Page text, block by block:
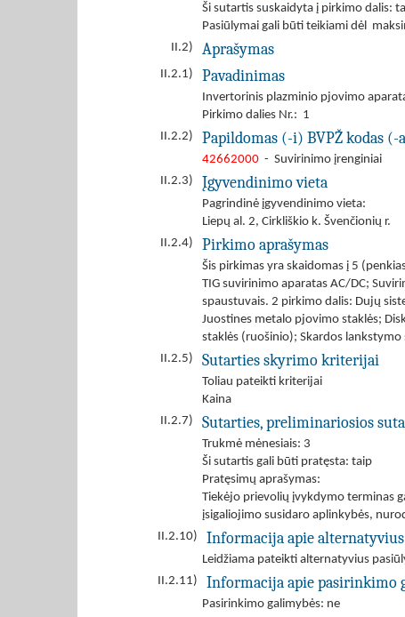
Ši sutartis suskaidyta į pirkimo dalis:
Pasiūlymai gali būti teikiami dėl
II.2)
Aprašymas
II.2.1) Pavadinimas
Invertorinis plazminio pjovimo
Pirkimo dalies Nr.: 1
II.2.2)
Papildomas (-i) BVPŽ kodas (-
42662000 - Suvirinimo įrenginiai
II.2.3)
Įgyvendinimo vieta
Pagrindinė įgyvendinimo vieta:
Liepų al. 2, Cirkliškio k. Švenčionių r.
II.2.4)
Pirkimo aprašymas
Šis pirkimas yra skaidomas į 5
TIG suvirinimo aparatas AC/DC;
spaustuvais. 2 pirkimo dalis: Dujų
Juostines metalo pjovimo staklės;
staklės (ruošinio); Skardos
II.2.5)
Sutarties skyrimo kriterijai
Toliau pateikti kriterijai
Kaina
II.2.7)
Sutarties, preliminariosios
Trukmė mėnesiais: 3
Ši sutartis gali būti pratęsta: taip
Pratęsimų aprašymas:
Tiekėjo prievolių įvykdymo terminas
įsigaliojimo susidaro aplinkybės,
II.2.10)
Informacija apie
Leidžiama pateikti alternatyvius
II.2.11)
Informacija apie pasirinkimo
Pasirinkimo galimybės: ne